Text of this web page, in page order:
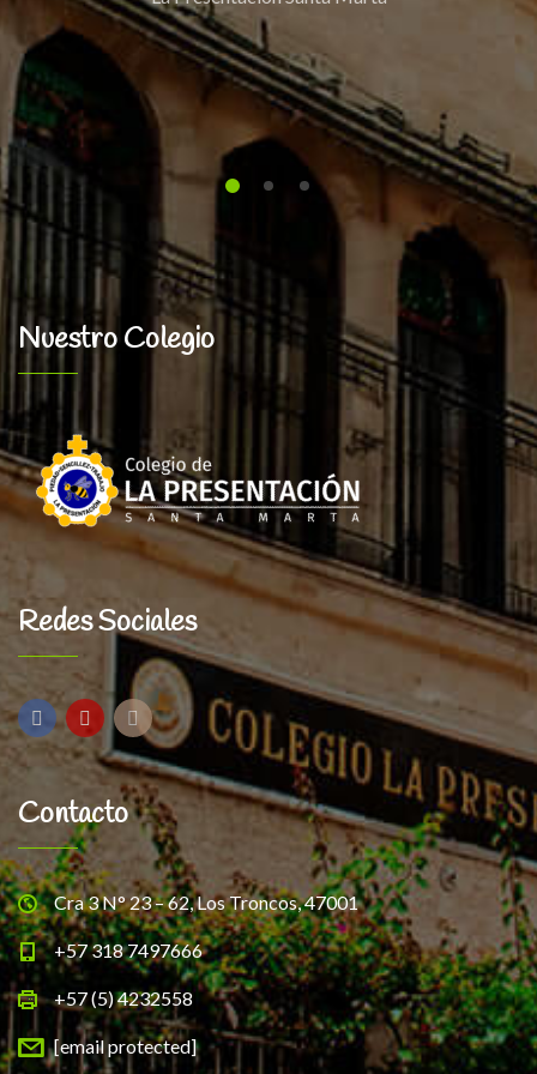
La Presentación Santa
Nuestro Colegio
Redes Sociales
Contacto
Cra 3 N° 23 – 62, Los Troncos, 47001
+57 318 7497666
+57 (5) 4232558
[email protected]